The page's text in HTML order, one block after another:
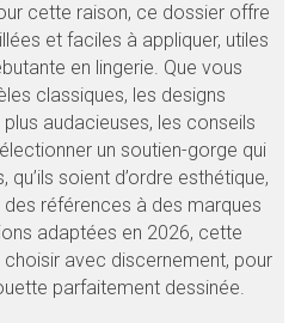
cette raison, ce dossier offre
et faciles à appliquer, utiles
en lingerie. Que vous
classiques, les designs
audacieuses, les conseils
un soutien-gorge qui
soient d’ordre esthétique,
références à des marques
adaptées en 2026, cette
avec discernement, pour
parfaitement dessinée.